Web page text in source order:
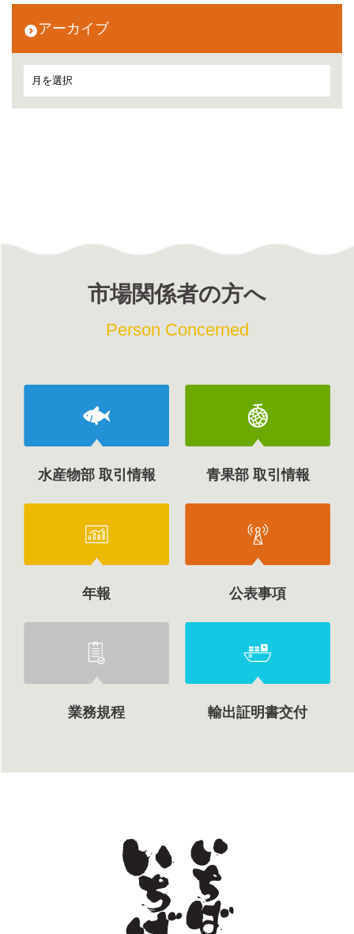
アーカイブ
市場関係者の方へ
Person Concerned
水産物部 取引情報 青果部 取引情報
年報 公表事項
業務規程 輸出証明書交付